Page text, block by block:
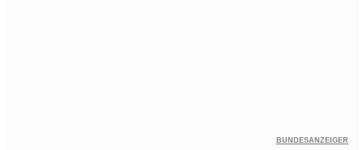
Bundesanzeiger